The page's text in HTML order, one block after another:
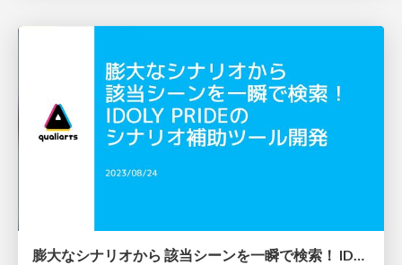
膨大なシナリオから 該当シーンを一瞬で検索！ IDOLY PRIDEの シナリオ補助ツール開発